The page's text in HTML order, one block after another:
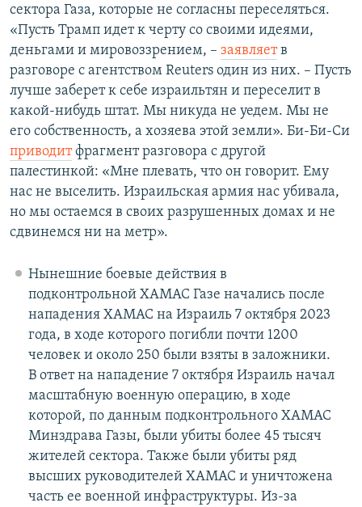
сектора Газа, которые не согласны переселяться.
«Пусть Трамп идет к черту со своими идеями,
деньгами и мировоззрением, – заявляетв
разговоре с агентством Reuters один из них. – Пусть
лучше заберет к себе израильтян и переселит в
какой-нибудь штат. Мы никуда не уедем. Мы не
его собственность, а хозяева этой земли». Би-Би-Си
приводитфрагмент разговора с другой
палестинкой: «Мне плевать, что он говорит. Ему
нас не выселить. Израильская армия нас убивала,
но мы остаемся в своих разрушенных домах и не
сдвинемся ни на метр».
Нынешние боевые действия в
подконтрольной ХАМАС Газе начались после
нападения ХАМАС на Израиль 7 октября 2023
года, в ходе которого погибли почти 1200
человек и около 250 были взяты в заложники.
В ответ на нападение 7 октября Израиль начал
масштабную военную операцию, в ходе
которой, по данным подконтрольного ХАМАС
Минздрава Газы, были убиты более 45 тысяч
жителей сектора. Также были убиты ряд
высших руководителей ХАМАС и уничтожена
часть ее военной инфраструктуры. Из-за